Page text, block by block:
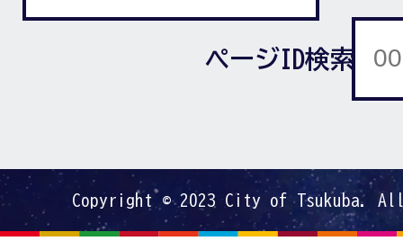
ページID検索
Copyright © 2023 City of Tsukuba.